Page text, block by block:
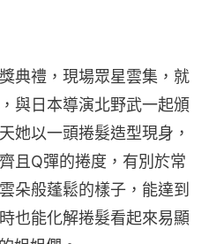
典禮，現場眾星雲集，就
與日本導演北野武一起頒
她以一頭捲髮造型現身，
且Q彈的捲度，有別於常
朵般蓬鬆的樣子，能達到
也能化解捲髮看起來易顯